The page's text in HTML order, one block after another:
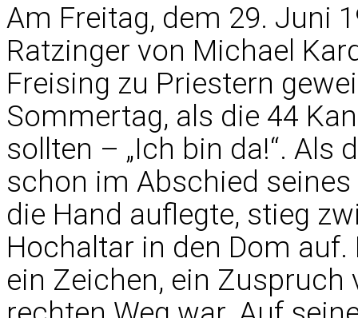
Am Freitag, dem 29. Juni
Ratzinger von Michael
Freising zu Priestern
Sommertag, als die 44
sollten – „Ich bin da!“. Als
schon im Abschied
die Hand auflegte, stieg
Hochaltar in den Dom
ein Zeichen, ein Zuspruch